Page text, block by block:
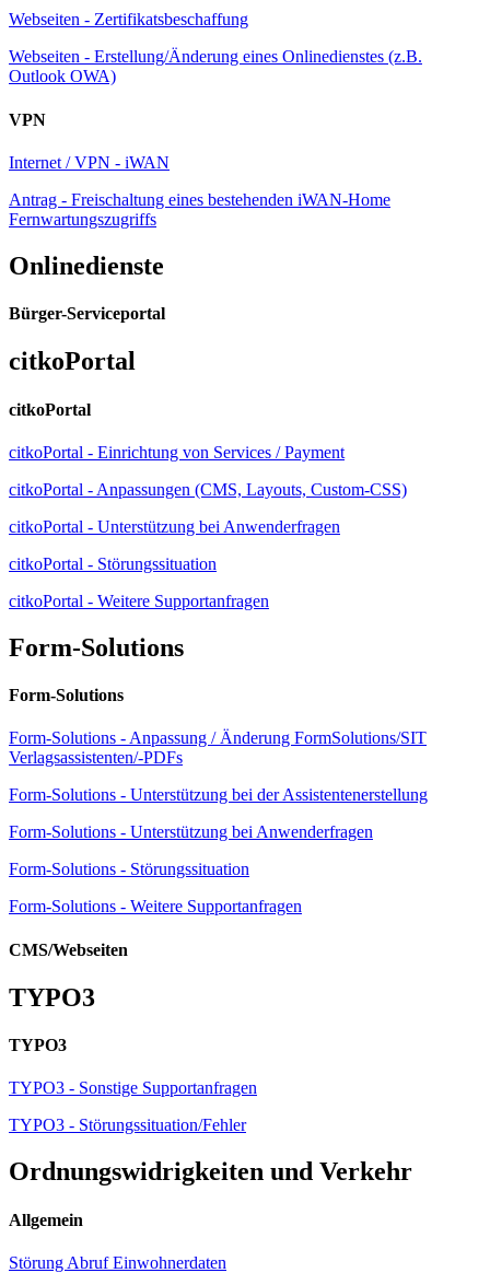
Webseiten - Zertifikatsbeschaffung
Webseiten - Erstellung/Änderung eines Onlinedienstes (z.B.
Outlook OWA)
VPN
Internet / VPN - iWAN
Antrag - Freischaltung eines bestehenden iWAN-Home
Fernwartungszugriffs
Onlinedienste
Bürger-Serviceportal
citkoPortal
citkoPortal
citkoPortal - Einrichtung von Services / Payment
citkoPortal - Anpassungen (CMS, Layouts, Custom-CSS)
citkoPortal - Unterstützung bei Anwenderfragen
citkoPortal - Störungssituation
citkoPortal - Weitere Supportanfragen
Form-Solutions
Form-Solutions
Form-Solutions - Anpassung / Änderung FormSolutions/SIT
Verlagsassistenten/-PDFs
Form-Solutions - Unterstützung bei der Assistentenerstellung
Form-Solutions - Unterstützung bei Anwenderfragen
Form-Solutions - Störungssituation
Form-Solutions - Weitere Supportanfragen
CMS/Webseiten
TYPO3
TYPO3
TYPO3 - Sonstige Supportanfragen
TYPO3 - Störungssituation/Fehler
Ordnungswidrigkeiten und Verkehr
Allgemein
Störung Abruf Einwohnerdaten